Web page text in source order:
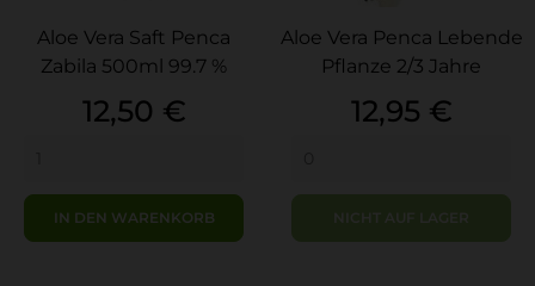
Aloe Vera Saft Penca
Zabila 500ml 99.7 %
Preis
12,50 €
IN DEN WARENKORB
Aloe Vera Penca Lebende
Pflanze 2/3 Jahre
Preis
12,95 €